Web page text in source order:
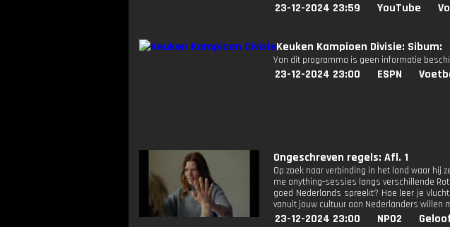
23-12-2024 23:59 YouTube
Keuken Kampioen Divisie: Sibum:
Van dit programma is geen informatie
23-12-2024 23:00 ESPN
Ongeschreven regels: Afl. 1
Op zoek naar verbinding in het land waar hij
me anything-sessies langs verschillende
goed Nederlands spreekt? Hoe leer je
vanuit jouw cultuur aan Nederlanders willen
23-12-2024 23:00 NPO2